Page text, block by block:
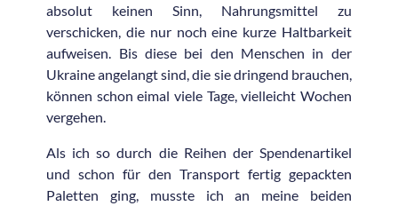
absolut keinen Sinn, Nahrungsmittel zu
verschicken, die nur noch eine kurze Haltbarkeit
aufweisen. Bis diese bei den Menschen in der
Ukraine angelangt sind, die sie dringend brauchen,
können schon eimal viele Tage, vielleicht Wochen
vergehen.
Als ich so durch die Reihen der Spendenartikel
und schon für den Transport fertig gepackten
Paletten ging, musste ich an meine beiden